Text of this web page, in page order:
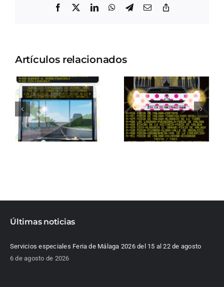
Facebook LinkedInWhatsApp
Telegram
Correo
Artículos relacionados
Últimas noticias
Servicios especiales Feria de Málaga 2026 del 15 al 22 de agosto
6 de agosto de 2026